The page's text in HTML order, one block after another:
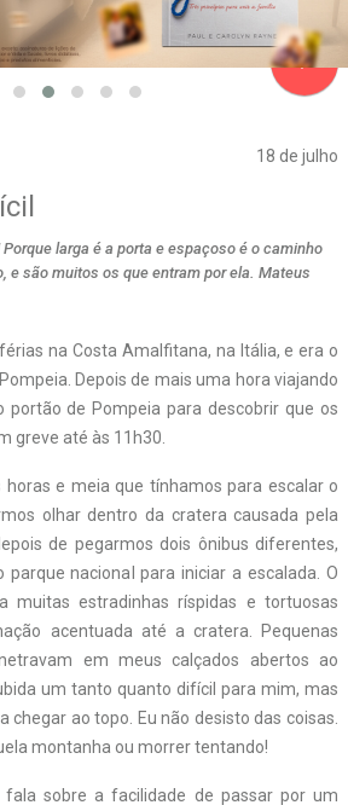
18 de julho
larga é a porta e espaçoso é o caminho
e são muitos os que entram por ela. Mateus
na Costa Amalfitana, na Itália, e era o
Depois de mais uma hora viajando
portão de Pompeia para descobrir que os
greve até às 11h30.
horas e meia que tínhamos para escalar o
olhar dentro da cratera causada pela
de pegarmos dois ônibus diferentes,
nacional para iniciar a escalada. O
muitas estradinhas ríspidas e tortuosas
acentuada até a cratera. Pequenas
em meus calçados abertos ao
um tanto quanto difícil para mim, mas
chegar ao topo. Eu não desisto das coisas.
montanha ou morrer tentando!
sobre a facilidade de passar por um
navigate_next